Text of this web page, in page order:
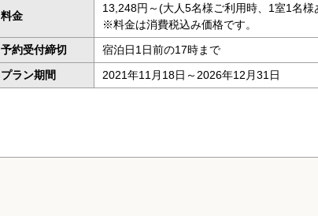
料金
13,248円～(大人5名様ご利用時、1室1名様
※料金は消費税込み価格です。
予約受付締切
宿泊日1日前の17時まで
プラン期間
2021年11月18日～2026年12月31日